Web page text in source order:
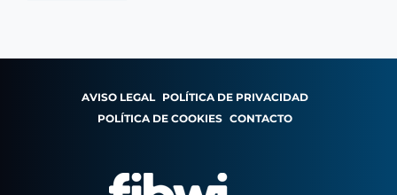
AVISO LEGAL POLÍTICA DE PRIVACIDAD
POLÍTICA DE COOKIES CONTACTO